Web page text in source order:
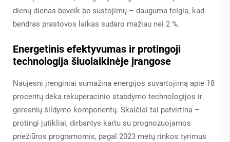
dienų dienas beveik be sustojimų – dauguma teigia, kad
bendras prastovos laikas sudaro mažiau nei 2 %.
Energetinis efektyvumas ir protingoji
technologija šiuolaikinėje įrangose
Naujesni įrenginiai sumažina energijos suvartojimą apie 18
procentų dėka rekuperacinio stabdymo technologijos ir
geresnių šildymo komponentų. Skaičiai tai patvirtina –
protingi jutikliai, dirbantys kartu su prognozuojamos
priežiūros programomis, pagal 2023 metų rinkos tyrimus